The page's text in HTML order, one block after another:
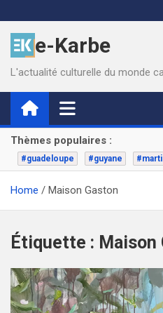
to
contente-Karbe
L'actualité culturelle du monde
Thèmes populaires :
#guadeloupe #guyane
Home Maison Gaston
Étiquette : Maison